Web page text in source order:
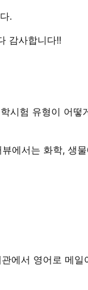
.
감사합니다!!
시험 유형이 어떻
에서는 화학, 생
에서 영어로 메일